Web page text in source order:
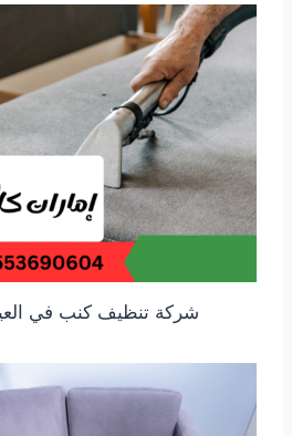
شركة تنظيف كنب في